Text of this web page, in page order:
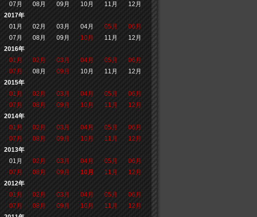
07月
08月 09月 10月 11月
12月
2017年
01月
02月 03月 04月 05月
06月
07月
08月 09月 10月 11月
12月
2016年
01月
02月 03月 04月 05月
06月
07月
08月 09月 10月 11月
12月
2015年
01月
02月 03月 04月 05月
06月
07月
08月 09月 10月 11月
12月
2014年
01月
02月 03月 04月 05月
06月
07月
08月 09月 10月 11月
12月
2013年
01月
02月 03月 04月 05月
06月
07月
08月 09月 10月 11月
12月
2012年
01月
02月 03月 04月 05月
06月
07月
08月 09月 10月 11月
12月